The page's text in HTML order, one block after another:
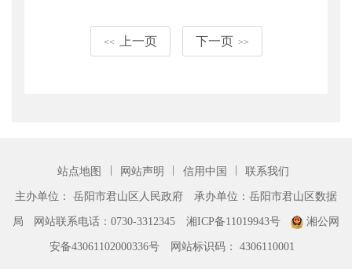
<< 上一页 下一页 >>
站点地图 | 网站声明 | 信用中国 |
联系我们
主办单位： 岳阳市君山区人民政府
承办单位：岳阳市君山区数据
局
网站联系电话：0730-3312345 湘ICP备11019943号
湘公网
安备43061102000336号
网站标识码： 4306110001